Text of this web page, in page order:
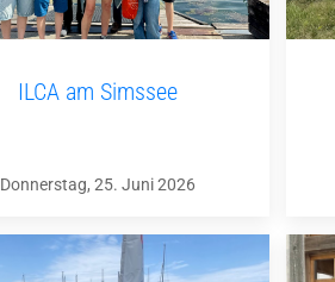
ILCA am Simssee
Donnerstag, 25. Juni 2026